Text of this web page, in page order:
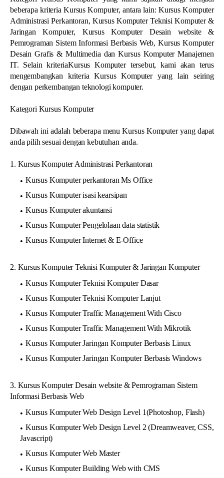
beberapa kriteria Kursus Komputer, antara lain: Kursus Komputer
Administrasi Perkantoran, Kursus Komputer Teknisi Komputer &
Jaringan Komputer, Kursus Komputer Desain website &
Pemrograman Sistem Informasi Berbasis Web, Kursus Komputer
Desain Grafis & Multimedia dan Kursus Komputer Manajemen
IT. Selain kriteriaKursus Komputer tersebut, kami akan terus
mengembangkan kriteria Kursus Komputer yang lain seiring
dengan perkembangan teknologi komputer.
Kategori Kursus Komputer
Dibawah ini adalah beberapa menu Kursus Komputer yang dapat
anda pilih sesuai dengan kebutuhan anda.
1. Kursus Komputer Administrasi Perkantoran
Kursus Komputer perkantoran Ms Office
Kursus Komputer isasi kearsipan
Kursus Komputer akuntansi
Kursus Komputer Pengelolaan data statistik
Kursus Komputer Internet & E-Office
2. Kursus Komputer Teknisi Komputer & Jaringan Komputer
Kursus Komputer Teknisi Komputer Dasar
Kursus Komputer Teknisi Komputer Lanjut
Kursus Komputer Traffic Management With Cisco
Kursus Komputer Traffic Management With Mikrotik
Kursus Komputer Jaringan Komputer Berbasis Linux
Kursus Komputer Jaringan Komputer Berbasis Windows
3. Kursus Komputer Desain website & Pemrograman Sistem
Informasi Berbasis Web
Kursus Komputer Web Design Level 1(Photoshop, Flash)
Kursus Komputer Web Design Level 2 (Dreamweaver, CSS,
Javascript)
Kursus Komputer Web Master
Kursus Komputer Building Web with CMS